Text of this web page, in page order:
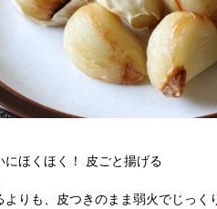
にくを入れてサラダ油をひたひた
きたら、弱火にする。
のローズマリーなど、ハーブを加
るまえに取り出し
くの皮を少しめくってみると、ほ
ま食べるのもあり！」
にほくほく！ 皮ごと揚げる
よりも、皮つきのまま弱火でじっく